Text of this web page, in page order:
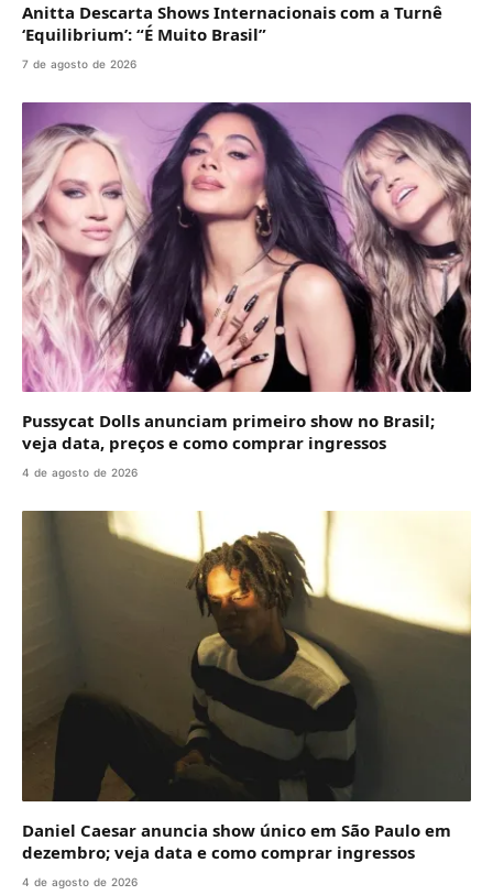
Anitta Descarta Shows Internacionais com a Turnê
‘Equilibrium’: “É Muito Brasil”
7 de agosto de 2026
Pussycat Dolls anunciam primeiro show no Brasil;
veja data, preços e como comprar ingressos
4 de agosto de 2026
Daniel Caesar anuncia show único em São Paulo em
dezembro; veja data e como comprar ingressos
4 de agosto de 2026